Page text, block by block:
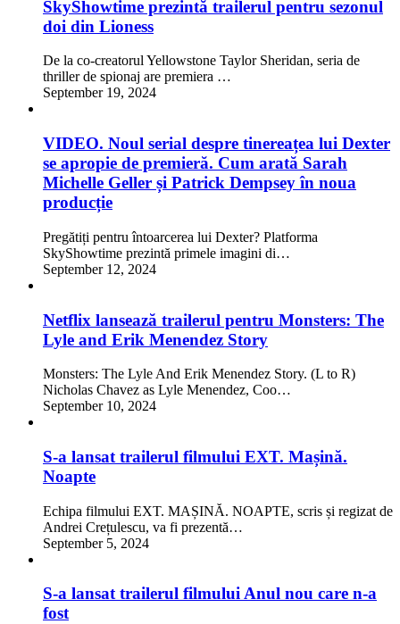
SkyShowtime prezintă trailerul pentru sezonul
doi din Lioness
De la co-creatorul Yellowstone Taylor Sheridan, seria de
thriller de spionaj are premiera …
September 19, 2024
VIDEO. Noul serial despre tinereațea lui Dexter
se apropie de premieră. Cum arată Sarah
Michelle Geller și Patrick Dempsey în noua
producție
Pregătiți pentru întoarcerea lui Dexter? Platforma
SkyShowtime prezintă primele imagini di…
September 12, 2024
Netflix lansează trailerul pentru Monsters: The
Lyle and Erik Menendez Story
Monsters: The Lyle And Erik Menendez Story. (L to R)
Nicholas Chavez as Lyle Menendez, Coo…
September 10, 2024
S-a lansat trailerul filmului EXT. Mașină.
Noapte
Echipa filmului EXT. MAȘINĂ. NOAPTE, scris și regizat de
Andrei Crețulescu, va fi prezentă…
September 5, 2024
S-a lansat trailerul filmului Anul nou care n-a
fost